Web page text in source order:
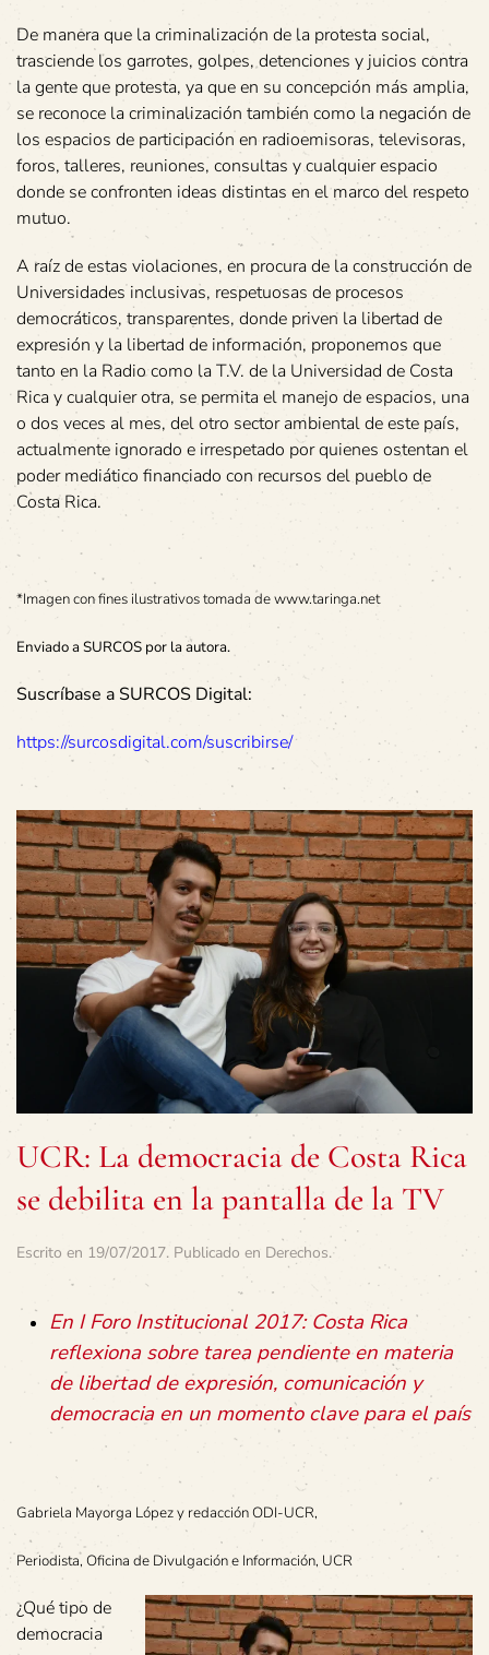
De manera que la criminalización de la protesta social,
trasciende los garrotes, golpes, detenciones y juicios contra
la gente que protesta, ya que en su concepción más amplia,
se reconoce la criminalización también como la negación de
los espacios de participación en radioemisoras, televisoras,
foros, talleres, reuniones, consultas y cualquier espacio
donde se confronten ideas distintas en el marco del respeto
mutuo.
A raíz de estas violaciones, en procura de la construcción de
Universidades inclusivas, respetuosas de procesos
democráticos, transparentes, donde priven la libertad de
expresión y la libertad de información, proponemos que
tanto en la Radio como la T.V. de la Universidad de Costa
Rica y cualquier otra, se permita el manejo de espacios, una
o dos veces al mes, del otro sector ambiental de este país,
actualmente ignorado e irrespetado por quienes ostentan el
poder mediático financiado con recursos del pueblo de
Costa Rica.
*Imagen con fines ilustrativos tomada de www.taringa.net
Enviado a SURCOS por la autora.
Suscríbase a SURCOS Digital:
https://surcosdigital.com/suscribirse/
UCR: La democracia de Costa Rica
se debilita en la pantalla de la TV
Escrito en 19/07/2017. Publicado en Derechos.
En I Foro Institucional 2017: Costa Rica
reflexiona sobre tarea pendiente en materia
de libertad de expresión, comunicación y
democracia en un momento clave para el país
Gabriela Mayorga López y redacción ODI-UCR,
Periodista, Oficina de Divulgación e Información, UCR
¿Qué tipo de
democracia